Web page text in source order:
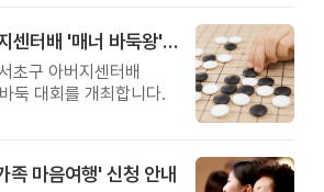
제3회 서초구 아버지센터배 '매너 바둑왕' 대회
초구 아버지센터배
둑 대회를 개최합니다.
족 마음여행' 신청 안내